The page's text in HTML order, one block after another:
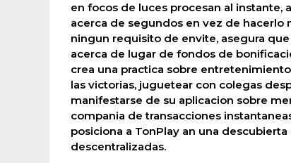
en focos de luces procesan al instante,
acerca de segundos en vez de hacerlo
ningun requisito de envite, asegura
acerca de lugar de fondos de
crea una practica sobre
las victorias, juguetear con colegas
manifestarse de su aplicacion sobre
compania de transacciones
posiciona a TonPlay an una
descentralizadas.